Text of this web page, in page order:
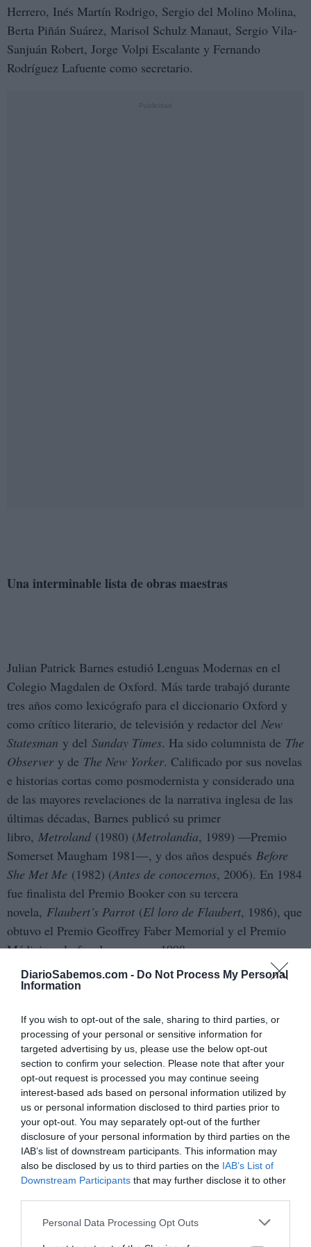
DiarioSabemos.com - Do Not Process My Personal
Information
If you wish to opt-out of the sale, sharing to third parties, or
processing of your personal or sensitive information for
targeted advertising by us, please use the below opt-out
section to confirm your selection. Please note that after your
opt-out request is processed you may continue seeing
interest-based ads based on personal information utilized by
us or personal information disclosed to third parties prior to
your opt-out. You may separately opt-out of the further
disclosure of your personal information by third parties on the
IAB’s list of downstream participants. This information may
also be disclosed by us to third parties on the IAB’s List of
Downstream Participants that may further disclose it to other
Personal Data Processing Opt Outs
Herrero, Inés Martín Rodrigo, Sergio del Molino Molina,
Berta Piñán Suárez, Marisol Schulz Manaut, Sergio Vila-
Sanjuán Robert, Jorge Volpi Escalante y Fernando
Rodríguez Lafuente como secretario.
Una interminable lista de obras maestras
Julian Patrick Barnes estudió Lenguas Modernas en el
Colegio Magdalen de Oxford. Más tarde trabajó durante
tres años como lexicógrafo para el diccionario Oxford y
como crítico literario, de televisión y redactor del New
Statesman y del Sunday Times. Ha sido columnista de The
Observer y de The New Yorker. Calificado por sus novelas
e historias cortas como posmodernista y considerado una
de las mayores revelaciones de la narrativa inglesa de las
últimas décadas, Barnes publicó su primer
libro, Metroland (1980) (Metrolandia, 1989) —Premio
Somerset Maugham 1981—, y dos años después Before
She Met Me (1982) (Antes de conocernos, 2006). En 1984
fue finalista del Premio Booker con su tercera
novela, Flaubert’s Parrot (El loro de Flaubert, 1986), que
obtuvo el Premio Geoffrey Faber Memorial y el Premio
Médicis; y lo fue de nuevo en 1998
conEngland,England( Inglaterra,Inglaterra, 1999) y en
2005 conArthur & George
1989 AHistory of the Worldin 10½Chapters(Una
historia del mundo en 10 capítulos y medio, 1990), en
1991Talking It Over, en 2000 su continuación,Love, etc.
Hablando del asunto, 1993;Amor,etcétera, 2001), y en
1992The Porcupine(El puercoespí n, 1994). En 2011
ganó finalmente el Premio Booker porThe Sense of an
Ending(El sentido de un final, 2012).The Noise of
Time(2016) (El ruido del tiempo, 2016),The Only
Story(2018) (Laúnica historia, 2019) yElizabeth